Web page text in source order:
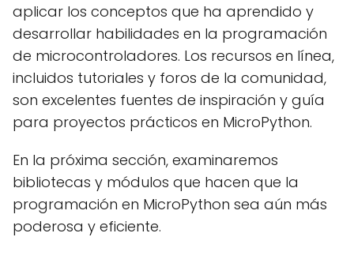
aplicar los conceptos que ha aprendido y
desarrollar habilidades en la programación
de microcontroladores. Los recursos en línea,
incluidos tutoriales y foros de la comunidad,
son excelentes fuentes de inspiración y guía
para proyectos prácticos en MicroPython.
En la próxima sección, examinaremos
bibliotecas y módulos que hacen que la
programación en MicroPython sea aún más
poderosa y eficiente.